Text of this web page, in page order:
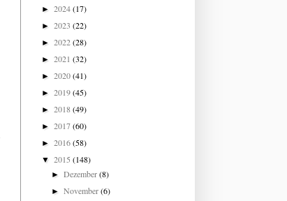
► 2024(17)
► 2023 (22)
► 2022(28)
► 2021 (32)
► 2020(41)
► 2019(45)
► 2018(49)
► 2017(60)
► 2016(58)
▼ 2015 (148)
►Dezember(8)
►November(6)